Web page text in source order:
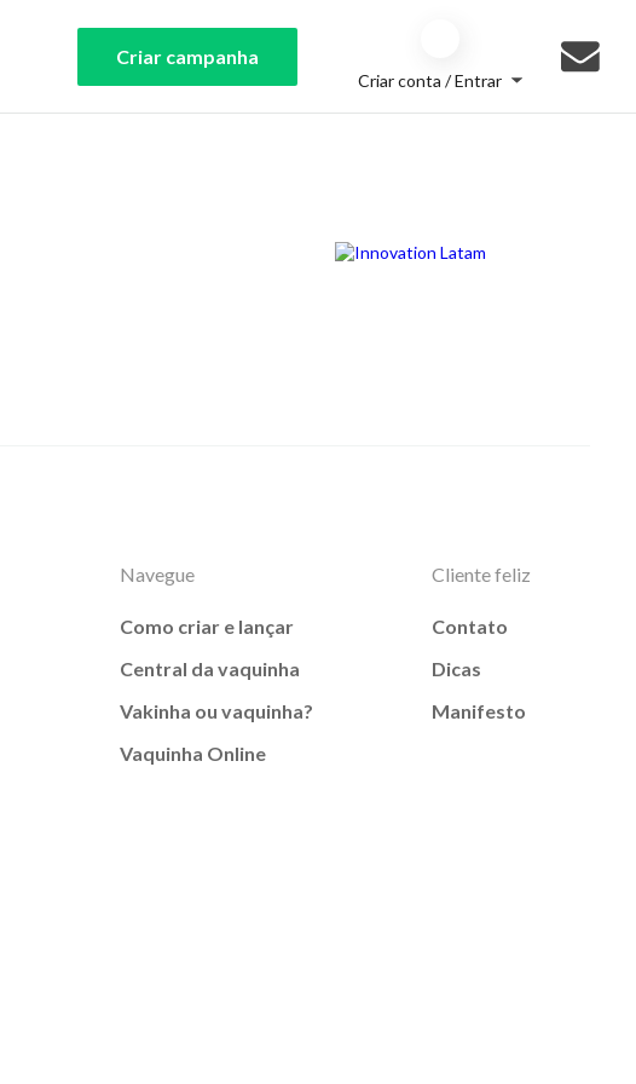
Criar campanha
Criar conta / Entrar
Navegue
Como criar e lançar
Central da vaquinha
Vakinha ou vaquinha?
Vaquinha Online
Cliente feliz
Contato
Dicas
Manifesto